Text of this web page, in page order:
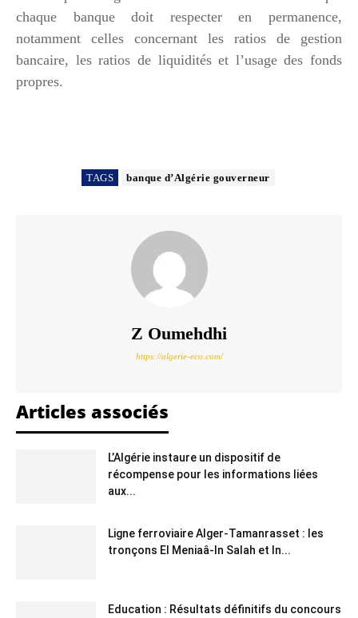
chaque banque doit respecter en permanence,
notamment celles concernant les ratios de gestion
bancaire, les ratios de liquidités et l’usage des fonds
propres.
TAGS banque d’Algérie gouverneur
Z Oumehdhi
https://algerie-eco.com/
Articles associés
L’Algérie instaure un dispositif de
récompense pour les informations liées
aux...
Ligne ferroviaire Alger-Tamanrasset : les
tronçons El Meniaâ-In Salah et In...
Education : Résultats définitifs du concours